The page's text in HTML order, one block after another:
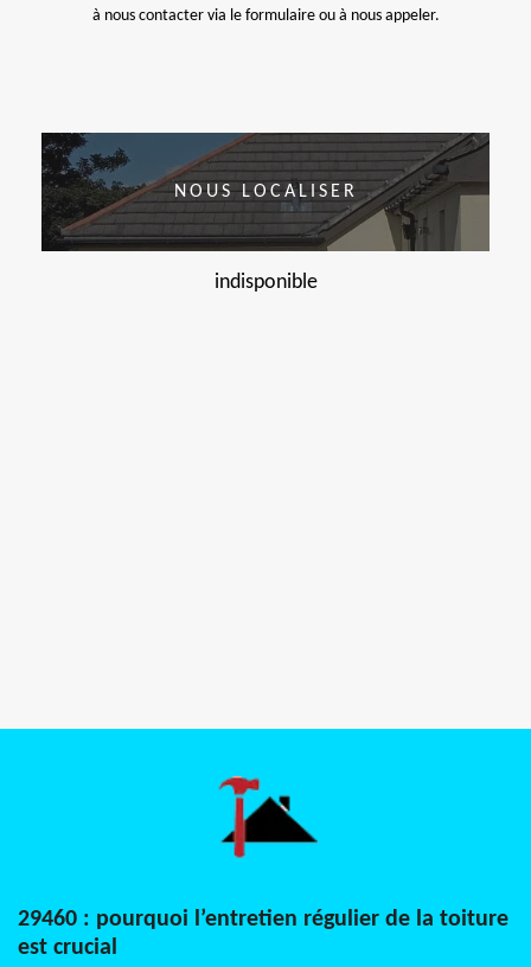
à nous contacter via le formulaire ou à nous appeler.
NOUS LOCALISER
indisponible
29460 : pourquoi l’entretien régulier de la toiture
est crucial